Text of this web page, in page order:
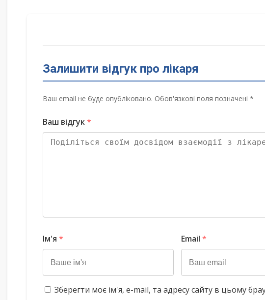
Залишити відгук про лікаря
Ваш email не буде опубліковано. Обов'язкові поля позначені *
Ваш відгук*
Ім'я * Email *
Зберегти моє ім'я, e-mail, та адресу сайту в цьому